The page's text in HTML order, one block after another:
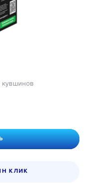
кувшинов
КЛИК